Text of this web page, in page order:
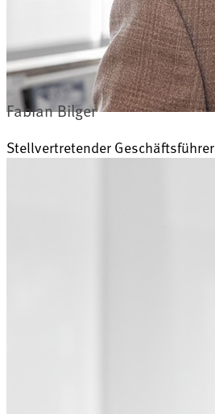
Fabian Bilger
Stellvertretender Geschäftsführer